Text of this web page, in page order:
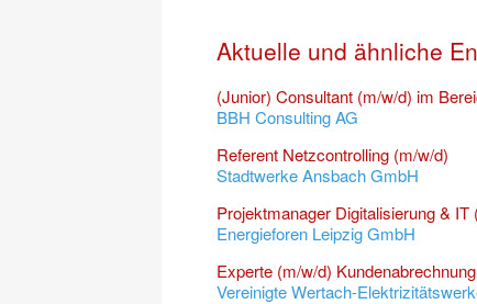
Aktuelle und ähnliche
(Junior) Consultant (m/w/d) im
BBH Consulting AG
Referent Netzcontrolling (m/w/d)
Stadtwerke Ansbach GmbH
Projektmanager Digitalisierung & IT
Energieforen Leipzig GmbH
Experte (m/w/d)
Vereinigte Wertach-